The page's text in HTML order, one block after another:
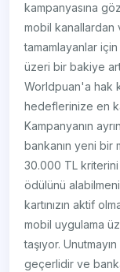
kampanyasına
mobil kanallardan
tamamlayanlar
üzeri bir bakiye
Worldpuan'a hak
hedeflerinize en
Kampanyanın
bankanın yeni bir
30.000 TL
ödülünü
kartınızın aktif
mobil uygulama
taşıyor.
geçerlidir ve